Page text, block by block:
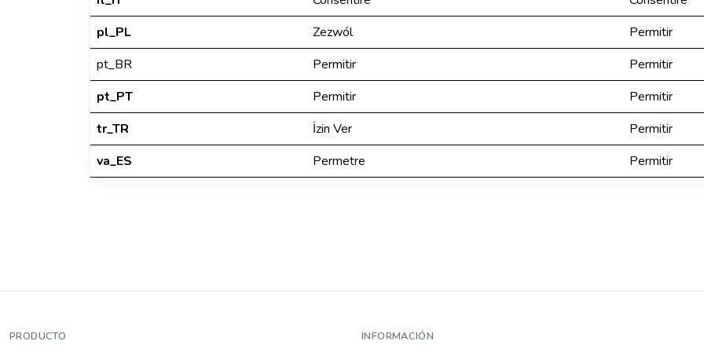
pl_PL
Zezwól
Permitir
pt_BR
Permitir
Permitir
pt_PT
Permitir
Permitir
tr_TR
İzin Ver
Permitir
va_ES
Permetre Permitir
PRODUCTO INFORMACIÓN